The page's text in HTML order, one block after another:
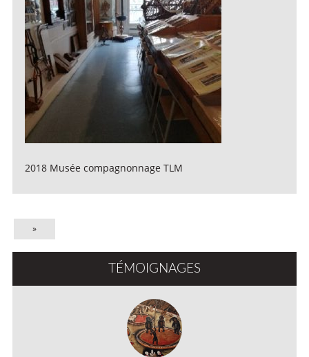
2018 Musée compagnonnage TLM
»
TÉMOIGNAGES